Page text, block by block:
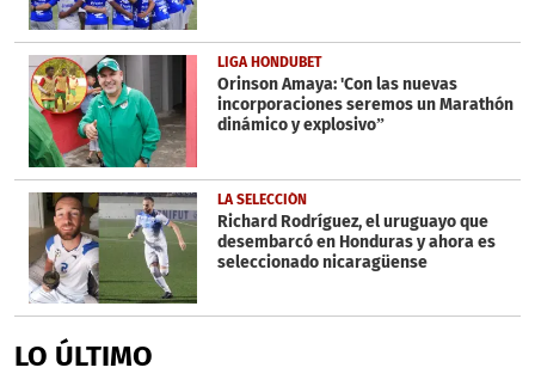
LIGA HONDUBET
Orinson Amaya: 'Con las nuevas
incorporaciones seremos un Marathón
dinámico y explosivo”
LA SELECCIÓN
Richard Rodríguez, el uruguayo que
desembarcó en Honduras y ahora es
seleccionado nicaragüense
LO ÚLTIMO